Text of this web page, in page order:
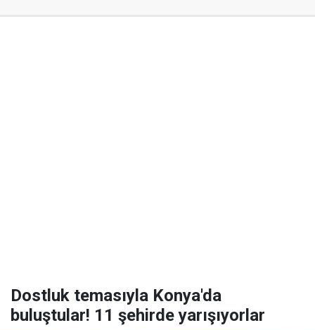
Dostluk temasıyla Konya'da
buluştular! 11 şehirde yarışıyorlar